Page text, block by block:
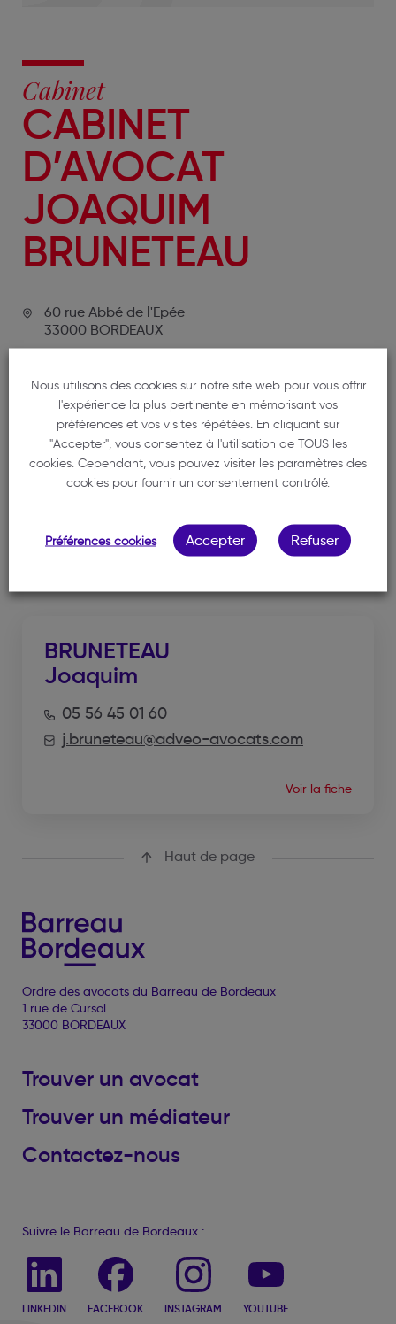
Cabinet
CABINET
D’AVOCAT
JOAQUIM
BRUNETEAU
60 rue Abbé de l'Epée
33000 BORDEAUX
j.bruneteau@adveo-avocats.com
NOTRE MEMBRE
BRUNETEAU
Joaquim
05 56 45 01 60
j.bruneteau@adveo-avocats.com
Voir la fiche
Haut de page
Ordre des avocats du Barreau de Bordeaux
1 rue de Cursol
33000 BORDEAUX
Trouver un avocat
Trouver un médiateur
Contactez-nous
Suivre le Barreau de Bordeaux :
LINKEDIN FACEBOOK INSTAGRAM YOUTUBE
Nous utilisons des cookies sur notre site web pour vous offrir
l'expérience la plus pertinente en mémorisant vos
préférences et vos visites répétées. En cliquant sur
"Accepter", vous consentez à l'utilisation de TOUS les
cookies. Cependant, vous pouvez visiter les paramètres des
cookies pour fournir un consentement contrôlé.
Préférences cookies Accepter Refuser